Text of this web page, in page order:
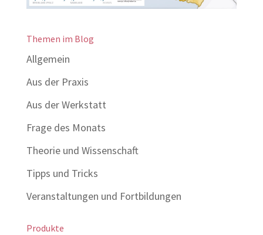
Themen im Blog
Allgemein
Aus der Praxis
Aus der Werkstatt
Frage des Monats
Theorie und Wissenschaft
Tipps und Tricks
Veranstaltungen und Fortbildungen
Produkte